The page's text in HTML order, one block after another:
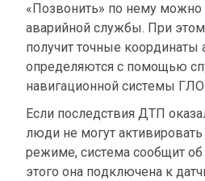
«Позвонить» по нему можно
аварийной службы. При этом
получит точные координаты
определяются с помощью
навигационной системы
Если последствия ДТП
люди не могут
режиме, система сообщит
этого она подключена к